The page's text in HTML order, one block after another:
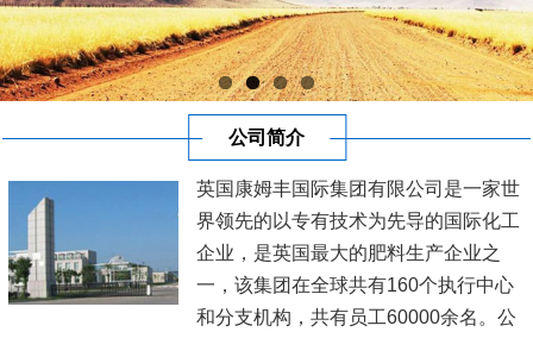
公司简介
英国康姆丰国际集团有限公司是一家世
界领先的以专有技术为先导的国际化工
企业，是英国最大的肥料生产企业之
一，该集团在全球共有160个执行中心
和分支机构，共有员工60000余名。公